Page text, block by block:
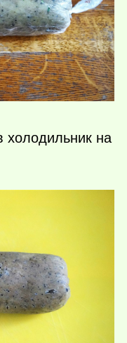
холодильник на